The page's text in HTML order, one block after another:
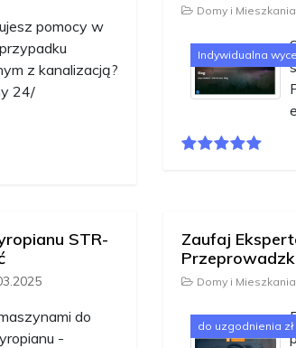
pomocy w
z kanalizacją?
24/
Domy i Mieszkania
Indywidualna
STR-
do
-
Zaufaj
Domy i Mieszkania
do uzgodnienia zł